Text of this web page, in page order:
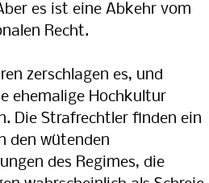
es ist eine Abkehr vom
Recht.
zerschlagen es, und
ehemalige Hochkultur
Die Strafrechtler finden ein
den wütenden
des Regimes, die